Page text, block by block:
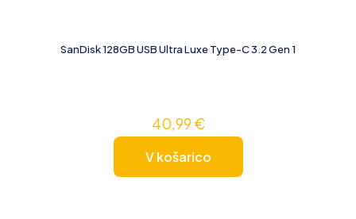
SanDisk 128GB USB Ultra Luxe Type-C 3.2 Gen 1
40,99€
V košarico